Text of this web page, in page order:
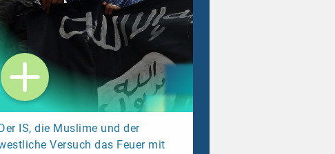
IS, die Muslime und der
Versuch das Feuer mit